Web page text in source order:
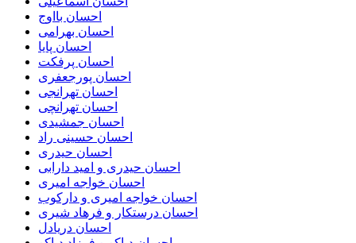
احسان بااوج
احسان بهرامی
احسان پایا
احسان پرفکت
احسان پورجعفری
احسان تهرانجی
احسان تهرانچی
احسان جمشیدی
احسان حسینی راد
احسان حیدری
احسان حیدری و امید دارابی
احسان خواجه امیری
احسان خواجه امیری و دارکوب
احسان درستكار و فرهاد شيرى
احسان دریادل